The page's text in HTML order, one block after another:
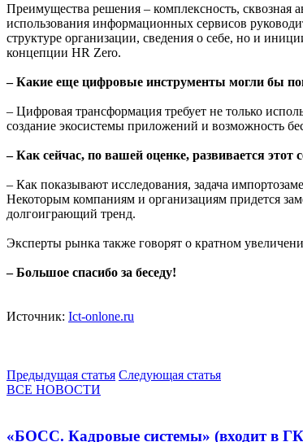
Преимущества решения – комплексность, сквозная
использования информационных сервисов
структуре организации, сведения о себе, но и
концепции HR Zero.
– Какие еще цифровые инструменты могли бы
– Цифровая трансформация требует не только
создание экосистемы приложений и возможность
– Как сейчас, по вашей оценке, развивается
– Как показывают исследования, задача
Некоторым компаниям и организациям придется
долгоиграющий тренд.
Эксперты рынка также говорят о кратном
– Большое спасибо за беседу!
Источник: Ict-onlone.ru
Предыдущая статья Следующая статья
ВСЕ НОВОСТИ
«БОСС. Кадровые системы» (входит в